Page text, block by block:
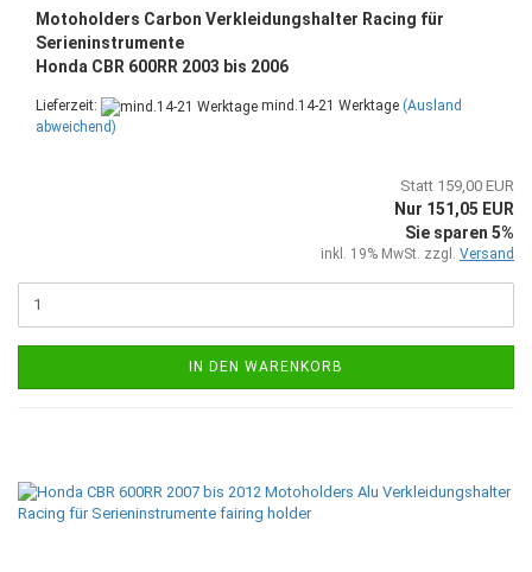
Motoholders Carbon Verkleidungshalter Racing für
Serieninstrumente
Honda CBR 600RR 2003 bis 2006
Lieferzeit: mind.14-21 Werktage (Ausland
abweichend)
Statt 159,00 EUR
Nur 151,05 EUR
Sie sparen 5%
inkl. 19% MwSt. zzgl. Versand
IN DEN WARENKORB